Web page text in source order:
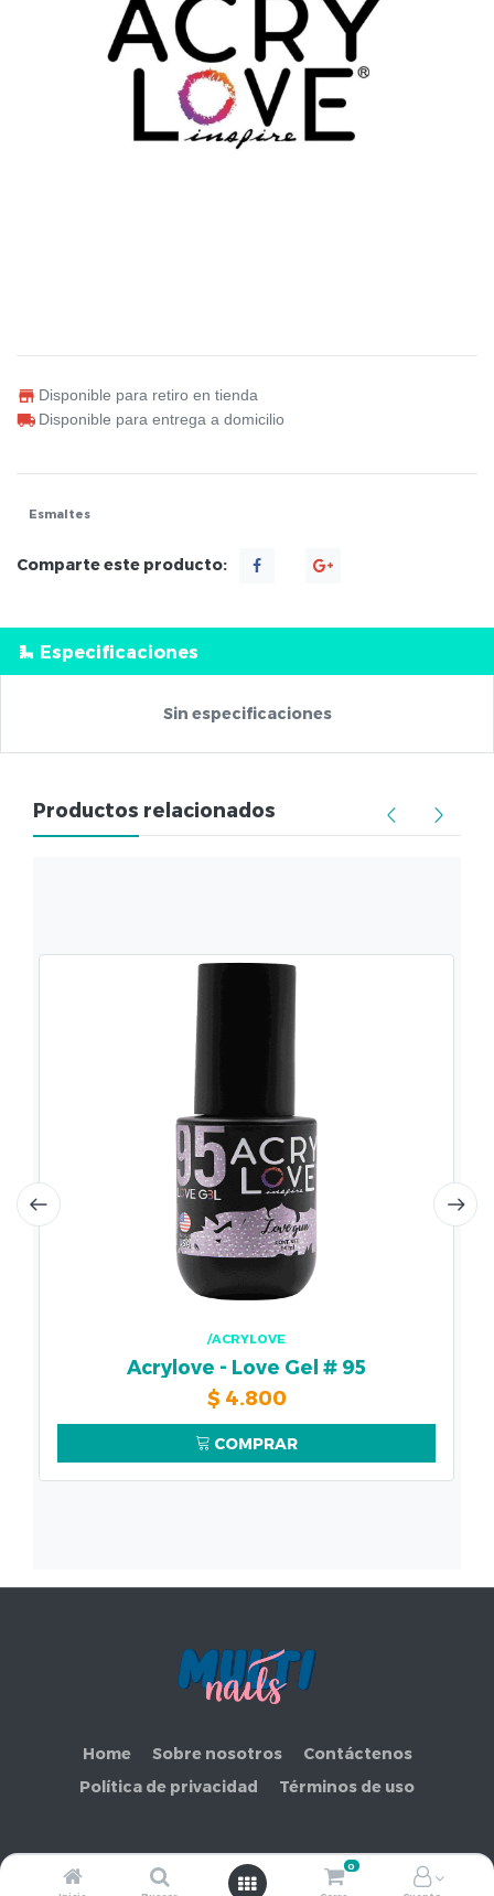
0
Disponible para retiro en tienda
Disponible para entrega a domicilio
Esmaltes
Comparte este producto:
Especificaciones
Sin especificaciones
Productos relacionados
/ACRYLOVE
Acrylove - Love Gel # 95
$ 4.800
COMPRAR
Home Sobre nosotros
Contáctenos
Política de privacidad
Términos de uso
Copyright ©COMERCIAL MAKEMORE LIMITADA